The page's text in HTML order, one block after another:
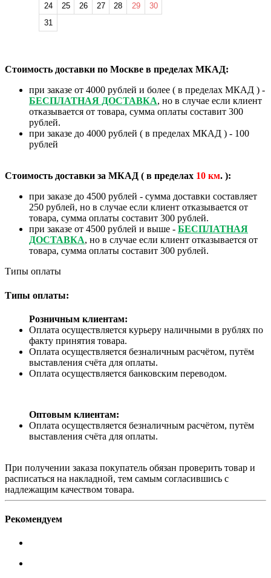
24
25 26 27 28 29
30
31
Стоимость доставки по Москве в пределах МКАД:
при заказе от 4000 рублей и более ( в пределах МКАД ) -
БЕСПЛАТНАЯ ДОСТАВКА, но в случае если клиент
отказывается от товара, сумма оплаты составит 300
рублей.
при заказе до 4000 рублей ( в пределах МКАД ) - 100
рублей
Стоимость доставки за МКАД ( в пределах 10 км. ):
при заказе до 4500 рублей - сумма доставки составляет
250 рублей, но в случае если клиент отказывается от
товара, сумма оплаты составит 300 рублей.
при заказе от 4500 рублей и выше - БЕСПЛАТНАЯ
ДОСТАВКА, но в случае если клиент отказывается от
товара, сумма оплаты составит 300 рублей.
Типы оплаты
Типы оплаты:
Розничным клиентам:
Оплата осуществляется курьеру наличными в рублях по
факту принятия товара.
Оплата осуществляется безналичным расчётом, путём
выставления счёта для оплаты.
Оплата осуществляется банковским переводом.
Оптовым клиентам:
Оплата осуществляется безналичным расчётом, путём
выставления счёта для оплаты.
При получении заказа покупатель обязан проверить товар и
расписаться на накладной, тем самым согласившись с
надлежащим качеством товара.
Рекомендуем